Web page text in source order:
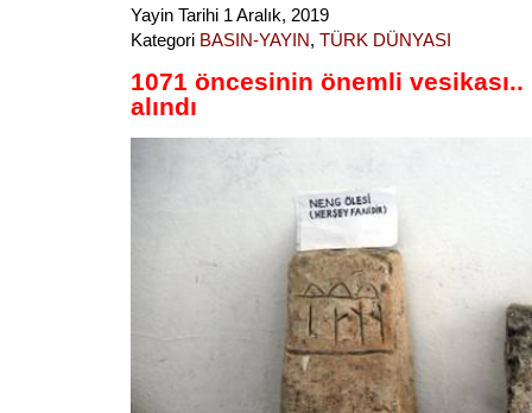
Yayin Tarihi 1 Aralık, 2019
Kategori BASIN-YAYIN, TÜRK DÜNYASI
1071 öncesinin önemli
alındı